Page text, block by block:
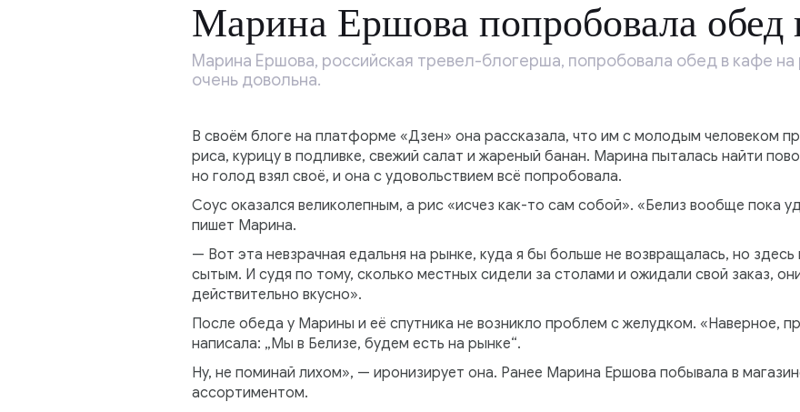
Марина Ершова попробовала обед
Марина Ершова, российская тревел-блогерша, попробовала обед в кафе на
очень довольна.
В своём блоге на платформе «Дзен» она рассказала, что им с молодым человеком
риса, курицу в подливке, свежий салат и жареный банан. Марина пыталась найти
но голод взял своё, и она с удовольствием всё попробовала.
Соус оказался великолепным, а рис «исчез как-то сам собой». «Белиз вообще пока
пишет Марина.
— Вот эта невзрачная едальня на рынке, куда я бы больше не возвращалась, но
сытым. И судя по тому, сколько местных сидели за столами и ожидали свой заказ,
действительно вкусно».
После обеда у Марины и её спутника не возникло проблем с желудком. «Наверное,
написала: „Мы в Белизе, будем есть на рынке“.
Ну, не поминай лихом», — иронизирует она. Ранее Марина Ершова побывала в
ассортиментом.